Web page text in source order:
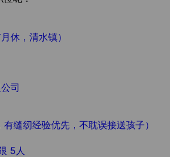
休，清水镇）
司
缝纫经验优先，不耽误接送孩子）
5人